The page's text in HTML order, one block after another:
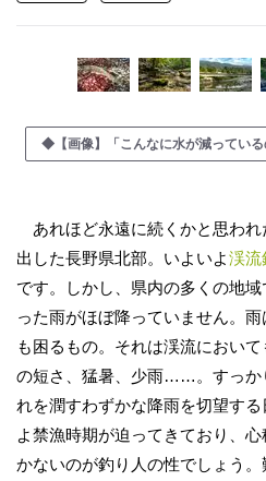
◆【画像】「こんなに水が減ってい
あれほど永遠に続くかと思われ
出した長野県北部。いよいよ渓流
です。しかし、県内の多くの地
った雨がほぼ降っていません。
も困るもの。それは渓流におい
の短さ、猛暑、少雨……。すっか
れを潤すわずかな降雨を切望す
よ禁漁時期が迫ってきており、
かないのが釣り人の性でしょう